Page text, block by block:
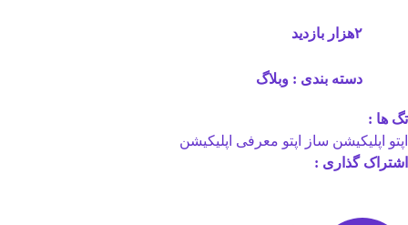
دسته بندی :وبلاگ
:
ساز اپتو
معرفی اپلیکیشن
گذاری :